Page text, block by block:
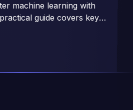
machine learning with
guide covers key